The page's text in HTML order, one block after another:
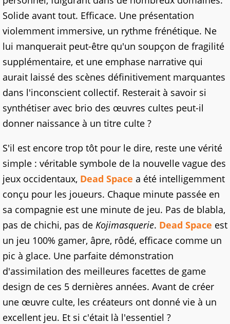
Solide avant tout. Efficace. Une présentation
violemment immersive, un rythme frénétique. Ne
lui manquerait peut-être qu'un soupçon de fragilité
supplémentaire, et une emphase narrative qui
aurait laissé des scènes définitivement marquantes
dans l'inconscient collectif. Resterait à savoir si
synthétiser avec brio des œuvres cultes peut-il
donner naissance à un titre culte ?
S'il est encore trop tôt pour le dire, reste une vérité
simple : véritable symbole de la nouvelle vague des
jeux occidentaux, Dead Space a été intelligemment
conçu pour les joueurs. Chaque minute passée en
sa compagnie est une minute de jeu. Pas de blabla,
pas de chichi, pas de Kojimasquerie. Dead Space est
un jeu 100% gamer, âpre, rôdé, efficace comme un
pic à glace. Une parfaite démonstration
d'assimilation des meilleures facettes de game
design de ces 5 dernières années. Avant de créer
une œuvre culte, les créateurs ont donné vie à un
excellent jeu. Et si c'était là l'essentiel ?